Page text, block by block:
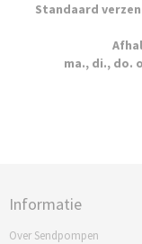
Standaard
ma., di., do.
Informatie
Over Sendpompen